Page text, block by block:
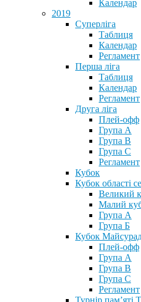
Календар
2019
Суперліга
Таблиця
Календар
Регламент
Перша ліга
Таблиця
Календар
Регламент
Друга ліга
Плей-офф
Група А
Група В
Група С
Регламент
Кубок
Кубок області
Великий
Малий
Група А
Група Б
Кубок
Плей-офф
Група А
Група В
Група С
Регламент
Турнір